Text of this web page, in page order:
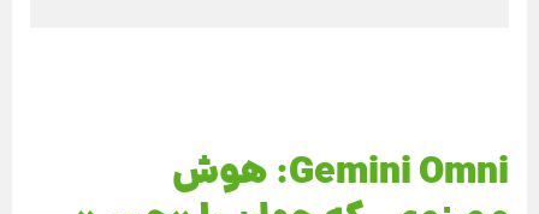
Gemini Omni: هوش